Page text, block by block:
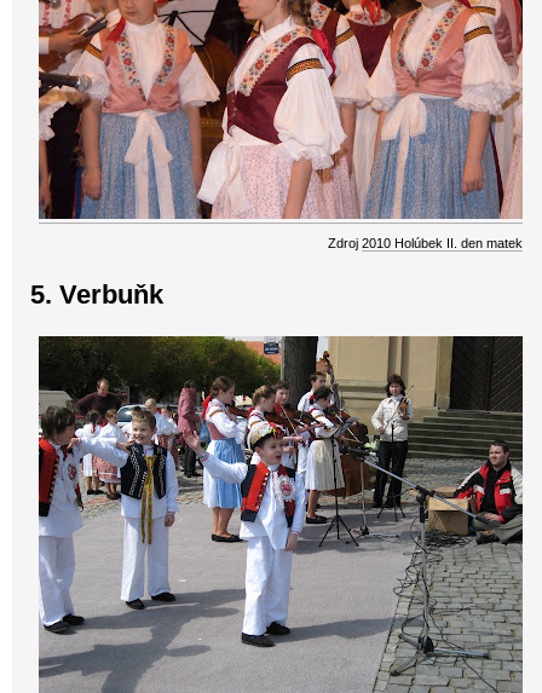
Zdroj 2010 Holúbek II. den matek
5. Verbuňk